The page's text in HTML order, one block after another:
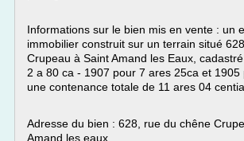
Informations sur le bien mis en vente : un
immobilier construit sur un terrain situé
Crupeau à Saint Amand les Eaux,
2 a 80 ca - 1907 pour 7 ares 25ca et 1905
une contenance totale de 11 ares 04
Adresse du bien : 628, rue du chêne
Amand les eaux